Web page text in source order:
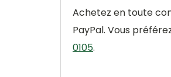
Achetez en toute
PayPal. Vous
0105.